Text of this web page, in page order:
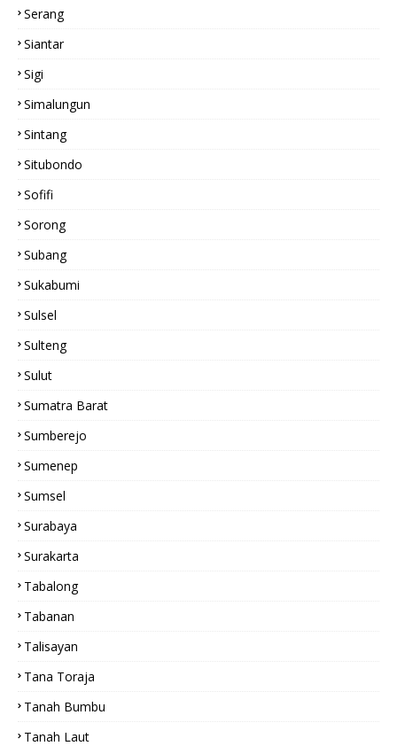
Serang
Siantar
Sigi
Simalungun
Sintang
Situbondo
Sofifi
Sorong
Subang
Sukabumi
Sulsel
Sulteng
Sulut
Sumatra Barat
Sumberejo
Sumenep
Sumsel
Surabaya
Surakarta
Tabalong
Tabanan
Talisayan
Tana Toraja
Tanah Bumbu
Tanah Laut